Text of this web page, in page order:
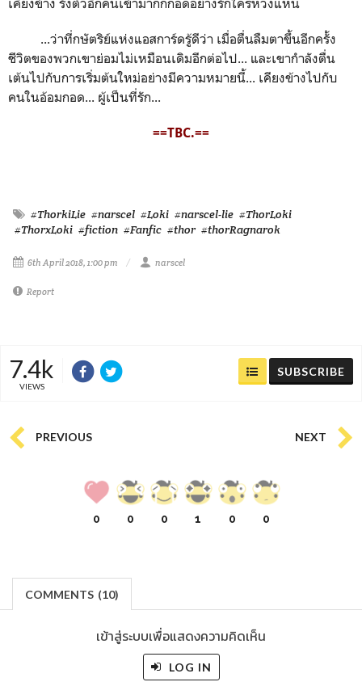
...ว่าที่กษัตริย์แห่งแอสการ์ดรู้ดีว่า เมื่อตื่นลืมตาขึ้นอีกครั้ง
ชีวิตของพวกเขาย่อมไม่เหมือนเดิมอีกต่อไป... และเขากำลังตื่น
เต้นไปกับการเริ่มต้นใหม่อย่างมีความหมายนี้... เคียงข้างไปกับ
คนในอ้อมกอด... ผู้เป็นที่รัก...
==TBC.==
#ThorkiLie #narscel #Loki #narscel-lie #ThorLoki
#ThorxLoki #fiction #Fanfic #thor #thorRagnarok
6th April 2018, 1:00 pm narscel
Report
7.4k
VIEWS
SUBSCRIBE
PREVIOUS NEXT
0 0 0 1 0 0
COMMENTS (10)
เข้าสู่ระบบเพื่อแสดงความคิดเห็น
LOG IN